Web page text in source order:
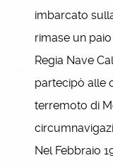
imbarcato
rimase un
Regia Nave
partecipò alle
terremoto di
Nel Febbraio